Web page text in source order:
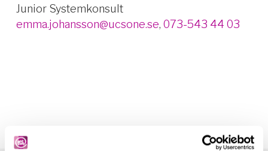
Junior Systemkonsult
emma.johansson@ucsone.se, 073-543 44 03